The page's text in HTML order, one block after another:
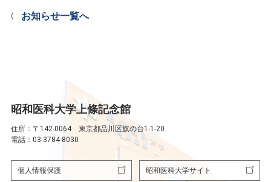
お知らせ一覧へ
昭和医科大学上條記念館
住所：〒142-0064 東京都品川区旗の台1-1-20
電話：03-3784-8030
個人情報保護 昭和医科大学サイト